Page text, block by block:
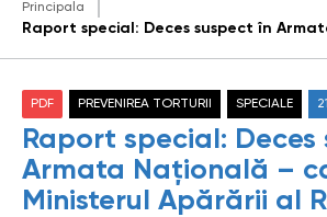
Principala
PDF PREVENIREA TORTURII SPECIALE
Raport special: Deces
Armata Națională –
Ministerul Apărării al